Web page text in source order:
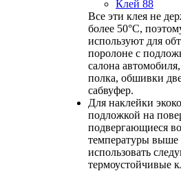
Клей 88
Все эти клея не
более 50°С,
используют для
поролоне с
салона
полка, обшивки
сабвуфер.
Для наклейки
подложкой на
подвергающиеся
температуры выше
использовать
термоустойчивые